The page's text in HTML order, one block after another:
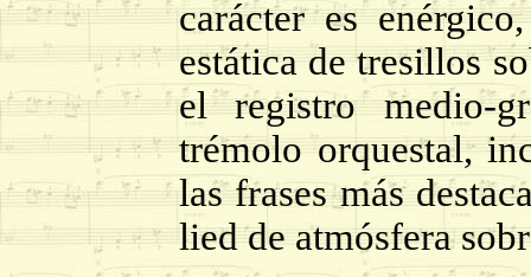
carácter es
estática de tresillos
el registro medio-
trémolo orquestal,
las frases más
lied de atmósfera